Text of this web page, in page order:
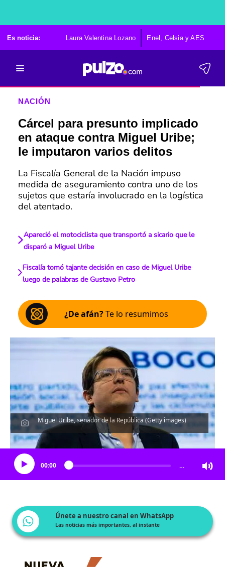
Es noticia: Laura Valentina Lozano Enel, Celsia y AES
NACIÓN
Cárcel para presunto implicado
en ataque contra Miguel Uribe;
le imputaron varios delitos
La Fiscalía General de la Nación impuso
medida de aseguramiento contra uno de los
sujetos que estaría involucrado en la logística
del atentado.
Apareció el motociclista que transportó a sicario que le
disparó a Miguel Uribe
Fiscalía tomó tajante decisión en caso de Miguel Uribe
luego de palabras de Gustavo Petro
¿De afán?Te lo resumimos
Miguel Uribe, senador de la República (Getty images)
Escucha el artículo
00:00 …
Únete a nuestro canal en WhatsApp
Las noticias más importantes, al instante